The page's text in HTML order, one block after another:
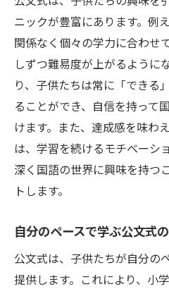
ニックが豊富にあります。例
関係なく個々の学力に合わせ
しずつ難易度が上がるように
り、子供たちは常に「できる
ることができ、自信を持って
けます。また、達成感を味わ
は、学習を続けるモチベーシ
深く国語の世界に興味を持つ
トします。
自分のペースで学ぶ公文式
公文式は、子供たちが自分の
提供します。これにより、小